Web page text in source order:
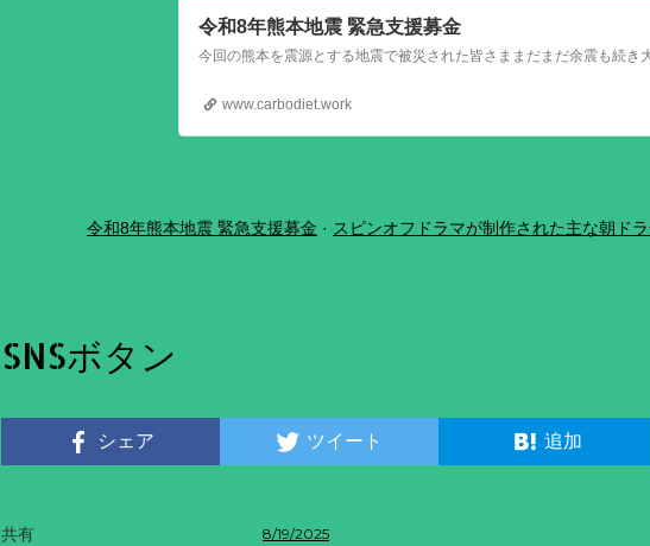
令和8年熊本地震 緊急支援募金
www.carbodiet.work
令和8年熊本地震 緊急支援募金 スピンオフドラマが制作された主な朝ド
SNSボタン
シェア ツイート 追加
共有 8/19/2025